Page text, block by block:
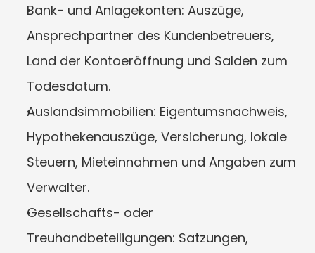
Bank- und Anlagekonten: Auszüge,
Ansprechpartner des Kundenbetreuers,
Land der Kontoeröffnung und Salden zum
Todesdatum.
Auslandsimmobilien: Eigentumsnachweis,
Hypothekenauszüge, Versicherung, lokale
Steuern, Mieteinnahmen und Angaben zum
Verwalter.
Gesellschafts- oder
Treuhandbeteiligungen: Satzungen,